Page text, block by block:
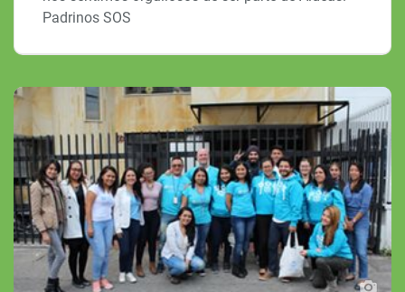
Padrinos SOS